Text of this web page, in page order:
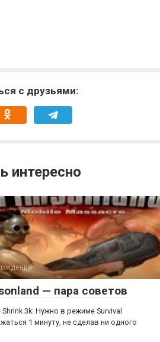
с друзьями:
— пара советов
3k: Нужно в режиме Survival
1 минуту, не сделав ни одного